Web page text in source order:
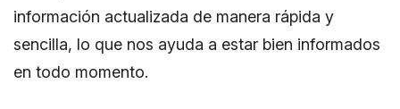
información actualizada de manera rápida y
sencilla, lo que nos ayuda a estar bien informados
en todo momento.